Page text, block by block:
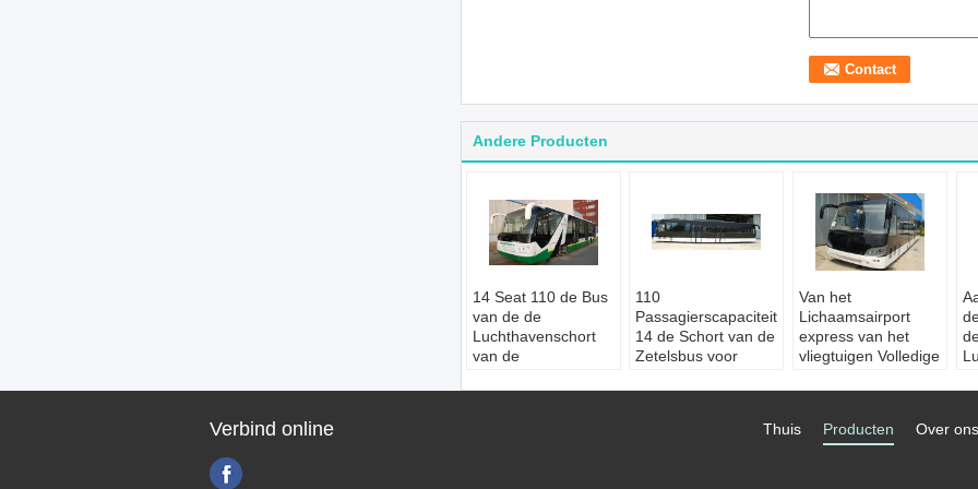
Andere Producten
14 Seat 110 de Bus
van de de
Luchthavenschort
van de
Toepassing:
110
Passagierscapaciteit
14 de Schort van de
Zetelsbus voor
Toepassing:De
luchthavenpassagier
Van het
Lichaamsairport
express van het
vliegtuigen Volledige
Pendelbus
pendel van de
Verbind online Over ons
Producten
Thuis